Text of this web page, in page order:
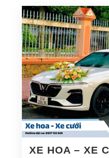
XE HOA – XE